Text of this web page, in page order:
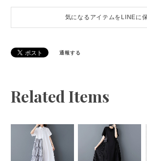
気になるアイテムをLINEに
通報する
Related Items